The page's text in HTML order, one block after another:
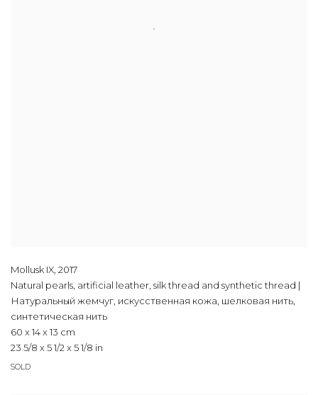
Mollusk IX 2017
Natural pearls, artificial leather, silk thread and synthetic thread |
Натуральный жемчуг, искусственная кожа, шелковая нить,
синтетическая нить
60 x 14 x 13 cm
23 5/8 x 5 1/2 x 5 1/8 in
SOLD